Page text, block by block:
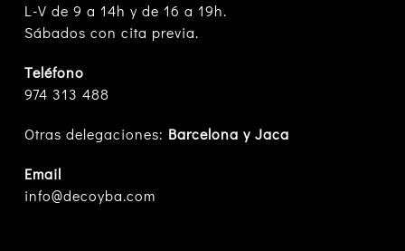
L-V de 9 a 14h y de 16 a 19h.
Sábados con cita previa.
Teléfono
974 313 488
Otras delegaciones: Barcelona y Jaca
Email
info@decoyba.com